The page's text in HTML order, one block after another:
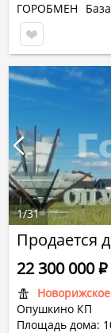
ГОРОБМЕН
Продается
Опушкино КП
Площадь дома:
22 300 000Р
1/31